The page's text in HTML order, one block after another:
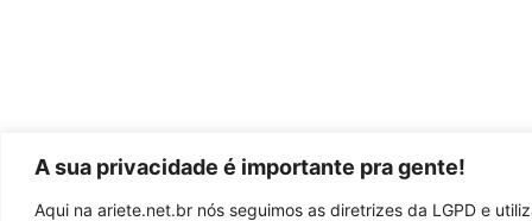
A sua privacidade é importante pra gente!
Aqui na ariete.net.br nós seguimos as diretrizes da LGPD e